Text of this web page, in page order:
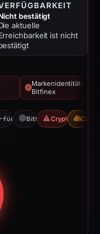
bestätigt
aktuelle
ist nicht
Markenidentität:
Bitfinex
seit 06.06.2026
BitfinexCrypto Scam
CDN
95 von